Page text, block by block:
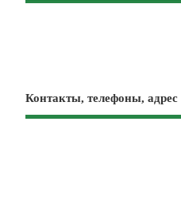
Контакты, телефоны, адрес